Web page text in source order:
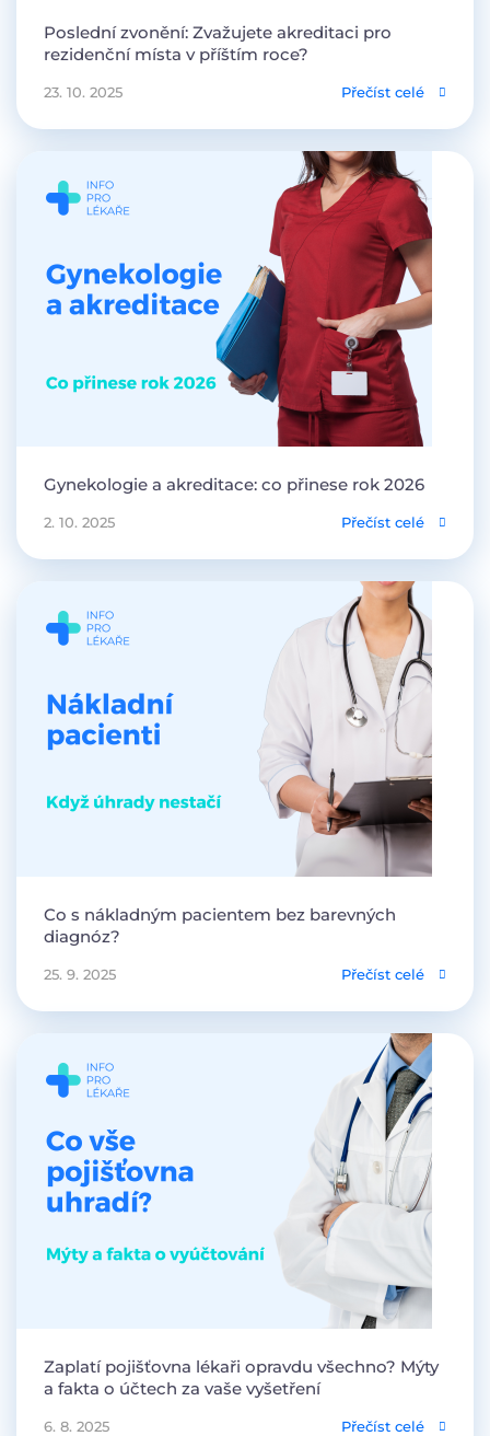
Poslední zvonění: Zvažujete akreditaci pro
rezidenční místa v příštím roce?
23. 10. 2025 Přečíst celé
Gynekologie a akreditace: co přinese rok 2026
2. 10. 2025 Přečíst celé
Co s nákladným pacientem bez barevných
diagnóz?
25. 9. 2025 Přečíst celé
Zaplatí pojišťovna lékaři opravdu všechno? Mýty
a fakta o účtech za vaše vyšetření
6. 8. 2025 Přečíst celé